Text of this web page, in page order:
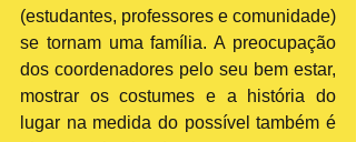
(estudantes, professores e comunidade)
se tornam uma família. A preocupação
dos coordenadores pelo seu bem estar,
mostrar os costumes e a história do
lugar na medida do possível também é